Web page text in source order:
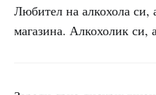
Любител на алкохола си,
магазина. Алкохолик си,